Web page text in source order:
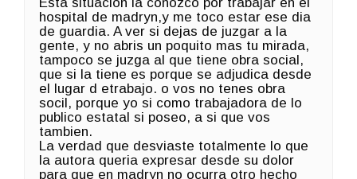
hospital de madryn,y me toco estar ese dia
de guardia. A ver si dejas de juzgar a la
gente, y no abris un poquito mas tu mirada,
tampoco se juzga al que tiene obra social,
que si la tiene es porque se adjudica desde
el lugar d etrabajo. o vos no tenes obra
socil, porque yo si como trabajadora de lo
publico estatal si poseo, a si que vos
tambien.
La verdad que desviaste totalmente lo que
la autora queria expresar desde su dolor
para que en madryn no ocurra otro hecho